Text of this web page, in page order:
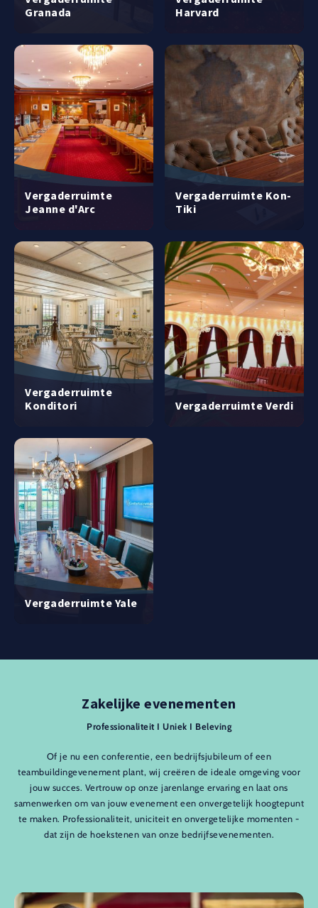
Granada
Harvard
Vergaderruimte
Jeanne d'Arc
Vergaderruimte Kon-
Tiki
Vergaderruimte
Konditori
Vergaderruimte Verdi
Vergaderruimte Yale
Zakelijke evenementen
Professionaliteit I Uniek I Beleving
Of je nu een conferentie, een bedrijfsjubileum of een
teambuildingevenement plant, wij creëren de ideale omgeving voor
jouw succes. Vertrouw op onze jarenlange ervaring en laat ons
samenwerken om van jouw evenement een onvergetelijk hoogtepunt
te maken. Professionaliteit, uniciteit en onvergetelijke momenten -
dat zijn de hoekstenen van onze bedrijfsevenementen.